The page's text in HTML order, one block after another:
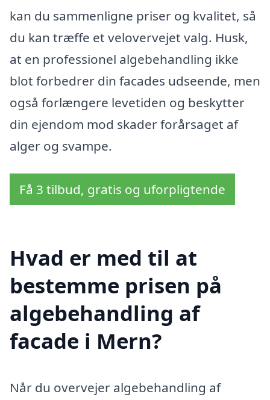
kan du sammenligne priser og kvalitet, så
du kan træffe et velovervejet valg. Husk,
at en professionel algebehandling ikke
blot forbedrer din facades udseende, men
også forlængere levetiden og beskytter
din ejendom mod skader forårsaget af
alger og svampe.
Få 3 tilbud, gratis og uforpligtende
Hvad er med til at
bestemme prisen på
algebehandling af
facade i Mern?
Når du overvejer algebehandling af